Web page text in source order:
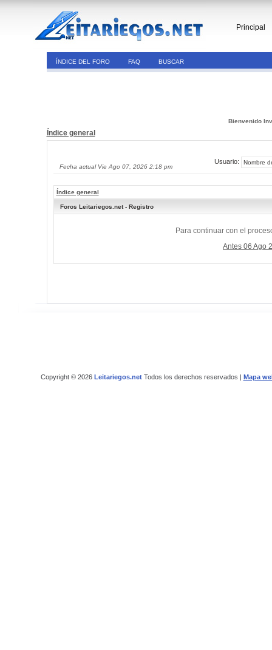
Principal
ÍNDICE DEL FORO FAQ BUSCAR
Bienvenido
Índice general
Fecha actual Vie Ago 07, 2026 2:18 pm
Usuario:
Índice general
Foros Leitariegos.net - Registro
Para continuar con el
Antes 06 Ago
Copyright © 2026 Leitariegos.netTodos los derechos reservados | Mapa